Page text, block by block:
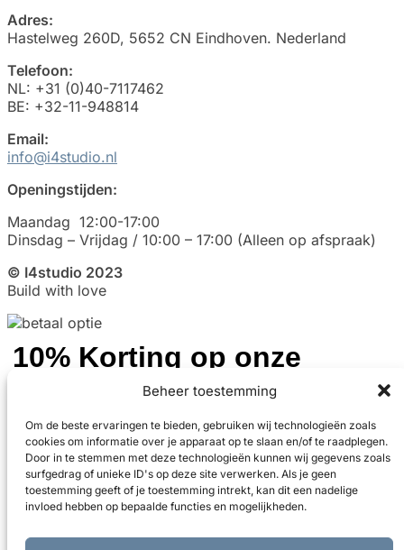
Beheer toestemming
Om de beste ervaringen te bieden, gebruiken wij technologieën zoals
cookies om informatie over je apparaat op te slaan en/of te raadplegen.
Door in te stemmen met deze technologieën kunnen wij gegevens zoals
surfgedrag of unieke ID's op deze site verwerken. Als je geen
toestemming geeft of je toestemming intrekt, kan dit een nadelige
invloed hebben op bepaalde functies en mogelijkheden.
Adres:
Hastelweg 260D, 5652 CN Eindhoven. Nederland
Telefoon:
NL: +31 (0)40-7117462
BE: +32-11-948814
Email:
info@i4studio.nl
Openingstijden:
Maandag 12:00-17:00
Dinsdag – Vrijdag / 10:00 – 17:00 (Alleen op afspraak)
© I4studio 2023
Build with love
10% Korting op onze
akoestische panelen
Ontvang 10% korting